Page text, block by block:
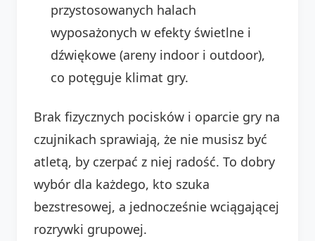
przystosowanych halach
wyposażonych w efekty świetlne i
dźwiękowe (areny indoor i outdoor),
co potęguje klimat gry.
Brak fizycznych pocisków i oparcie gry na
czujnikach sprawiają, że nie musisz być
atletą, by czerpać z niej radość. To dobry
wybór dla każdego, kto szuka
bezstresowej, a jednocześnie wciągającej
rozrywki grupowej.